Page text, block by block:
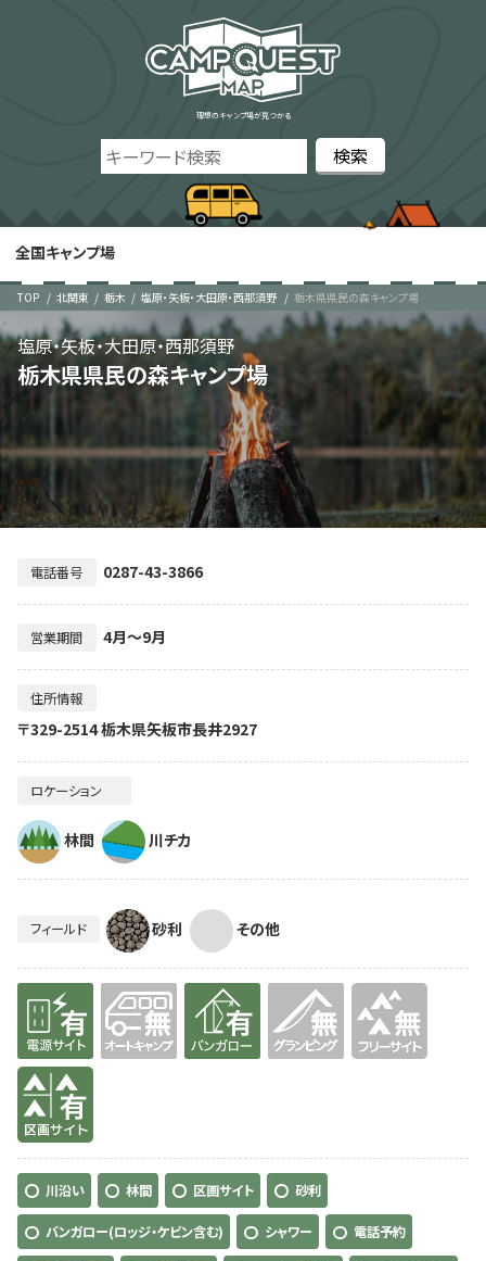
理想のキャンプ場が見つかる
全国キャンプ場
TOP 北関東 栃木 塩原・矢板・大田原・西那須野 栃木県県民の森キャンプ場
栃木県県民の森キャンプ場
塩原・矢板・大田原・西那須野
電話番号 0287-43-3866
営業期間 4月～9月
住所情報
〒329-2514 栃木県矢板市長井2927
ロケーション
林間 川チカ
フィールド 砂利 その他
有り 無 有り
有り
川沿い 林間 区画サイト 砂利
バンガロー(ロッジ・ケビン含む) シャワー 電話予約